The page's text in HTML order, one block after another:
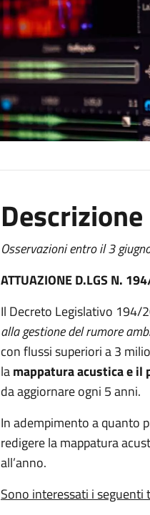
Descrizione
Osservazioni entro il 3
ATTUAZIONE D.LGS N.
Il Decreto Legislativo 194/
alla gestione del rumore
con flussi superiori a 3
lamappatura acustica e il
da aggiornare ogni 5 anni.
In adempimento a quanto
redigere la mappatura
all’anno.
Sono interessati i seguenti